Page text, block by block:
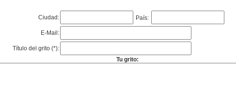
Ciudad: País:
E-Mail:
Título del grito (*):
Tu grito: